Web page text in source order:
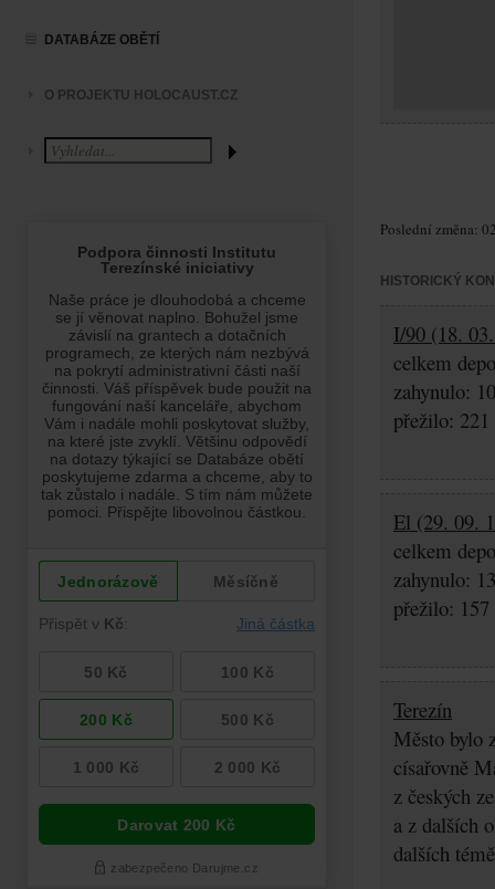
DATABÁZE OBĚTÍ
O PROJEKTU HOLOCAUST.CZ
Poslední změna:
HISTORICKÝ
I/90 (18.
celkem
zahynulo:
přežilo: 221
El (29. 09.
celkem
zahynulo:
přežilo: 157
Terezín
Město bylo
císařovně
z českých
a z dalších
dalších